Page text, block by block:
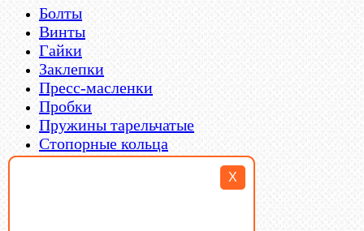
X
Болты
Винты
Гайки
Заклепки
Пресс-масленки
Пробки
Пружины тарельчатые
Стопорные кольца
Такелаж